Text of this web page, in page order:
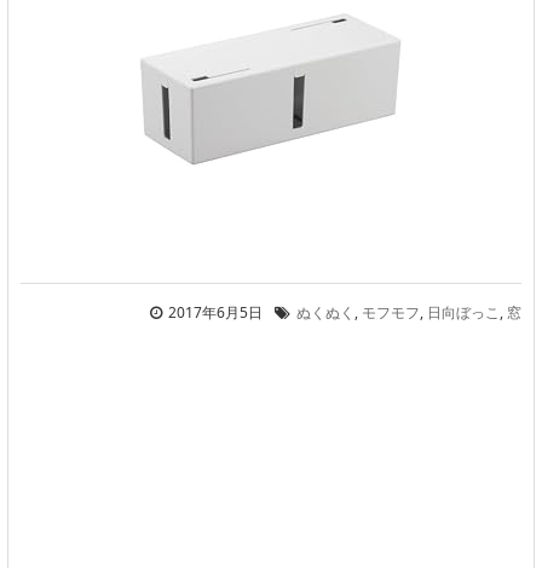
2017年6月5日 ぬくぬく , モフモフ, 日向ぼっこ , 窓